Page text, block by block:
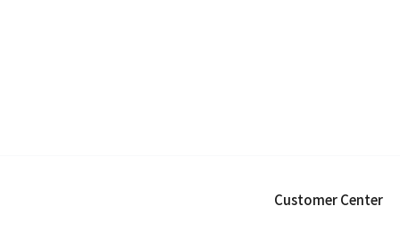
Customer Center